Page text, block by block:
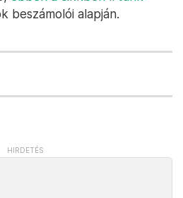
beszámolói alapján.